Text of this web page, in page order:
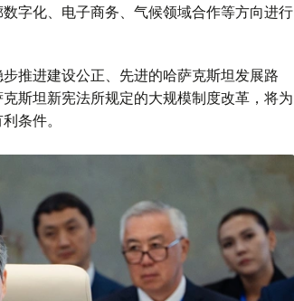
字化、电子商务、气候领域合作等方向进行
推进建设公正、先进的哈萨克斯坦发展路
斯坦新宪法所规定的大规模制度改革，将为
条件。